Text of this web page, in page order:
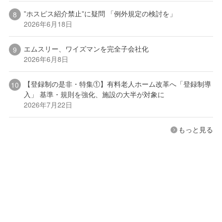
”ホスピス紹介禁止”に疑問 「例外規定の検討を」
2026年6月18日
エムスリー、ワイズマンを完全子会社化
2026年6月8日
【登録制の是非・特集①】有料老人ホーム改革へ「登録制導
入」 基準・規則を強化、施設の大半が対象に
2026年7月22日
もっと見る